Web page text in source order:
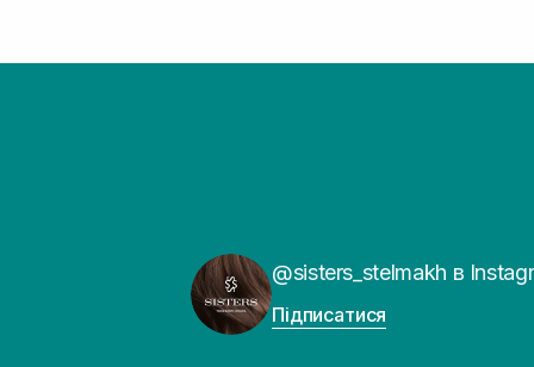
@sisters_stelmakh в
Підписатися